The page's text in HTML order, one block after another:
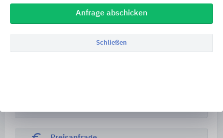
Tel. +49 5642 6007-0
Anfrage abschicken
Schließen